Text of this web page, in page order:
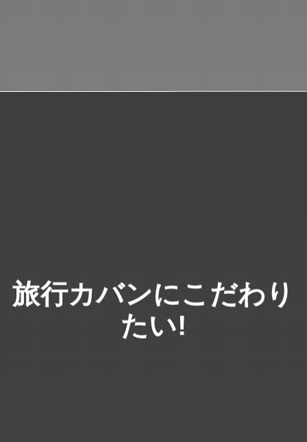
旅行カバンにこだわり
たい!